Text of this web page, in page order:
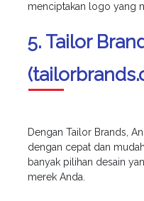
menciptakan logo yang
5. Tailor
Dengan Tailor Brands,
dengan cepat dan
banyak pilihan desain
merek Anda.